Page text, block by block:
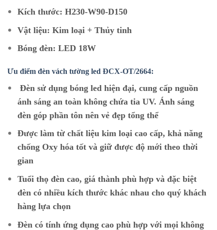
Kích thước: H230-W90-D150
Vật liệu: Kim loại + Thủy tinh
Bóng đèn: LED 18W
Ưu điểm đèn vách tường led ĐCX-OT/2664:
Đèn sử dụng bóng led hiện đại, cung cấp nguồn
ánh sáng an toàn không chứa tia UV. Ánh sáng
đèn góp phần tôn nên vẻ đẹp tổng thể
Được làm từ chất liệu kim loại cao cấp, khả năng
chống Oxy hóa tốt và giữ được độ mới theo thời
gian
Tuổi thọ đèn cao, giá thành phù hợp và đặc biệt
đèn có nhiều kích thước khác nhau cho quý khách
hàng lựa chọn
Đèn có tính ứng dụng cao phù hợp với mọi không